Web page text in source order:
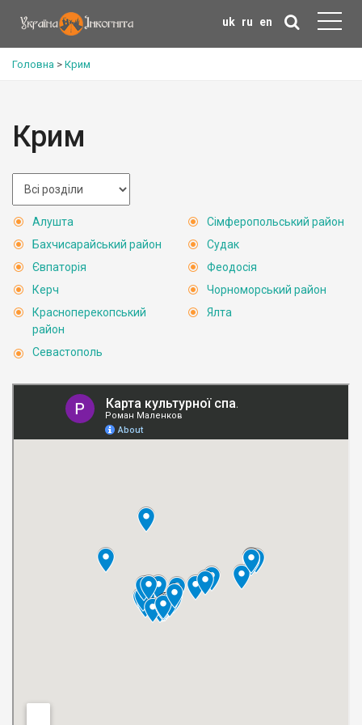
uk ru en
Головна > Крим
Крим
Алушта
Бахчисарайський район
Євпаторія
Керч
Красноперекопський
район
Севастополь
Сімферопольський район
Судак
Феодосія
Чорноморський район
Ялта